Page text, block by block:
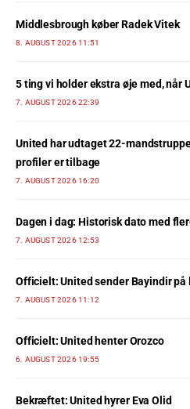
Middlesbrough køber Radek Vitek
8. AUGUST 2026 11:51
5 ting vi holder ekstra øje med, når
7. AUGUST 2026 22:39
United har udtaget 22-
profiler er tilbage
7. AUGUST 2026 16:20
Dagen i dag: Historisk dato med
7. AUGUST 2026 12:53
Officielt: United sender Bayindir på
7. AUGUST 2026 11:12
Officielt: United henter Orozco
6. AUGUST 2026 19:55
Bekræftet: United hyrer Eva Olid